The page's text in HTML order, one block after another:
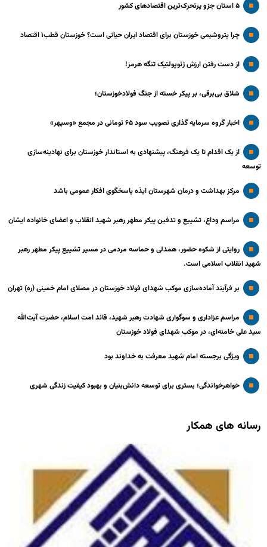
۵ استان جزو پرتحرک‌ترین اقتصاد‌های کشور
چرا پتروشیمی خوزستان برای اقتصاد ایران حیاتی است؟ خوزستان قطب۱ اقتصاد
از دست رفتن ارزش ژئوپولتیک تنگه هرمز!
شلاق‌ بی‌برقی، بر پیکر خسته‌ از جنگ فولادخوزستان؛
اخبار گروه سرمایه گذاری تصویب سود ۶۵ تومانی در مجمع «وسپهر»
از یک اقدام تا یک فرهنگ، پیشنهادی به استاندار خوزستان برای نهادینه‌سازی
توسعه
مرکز بهداشت و درمان شهرستان ایذه پاسخگوی افکار عمومی باشد
مراسم وداع، تشییع و تدفین پیکر مطهر رهبر شهید انقلاب و اعضای خانواده ایشان
روایتی از شکوه حضور، همدلی و حماسه مردمی در مسیر تشییع پیکر مطهر رهبر
شهید انقلاب اسلامی است.
بر فرآیند آماده‌سازی موکب شهدای فولاد خوزستان در مصلای امام خمینی (ره) تهران
مراسم عزاداری و سوگواری شهادت رهبر شهید، قائد امت اسلام، حضرت آیت‌الله
سید علی خامنه‌ای، در موکب شهدای فولاد خوزستان
ویژگی برجسته امام شهید معرفت به خداوند بود
خواهرخواندگی؛ بستری برای توسعه دانش‌بنیان و بهبود کیفیت زندگی شهری
رسانه های همکار